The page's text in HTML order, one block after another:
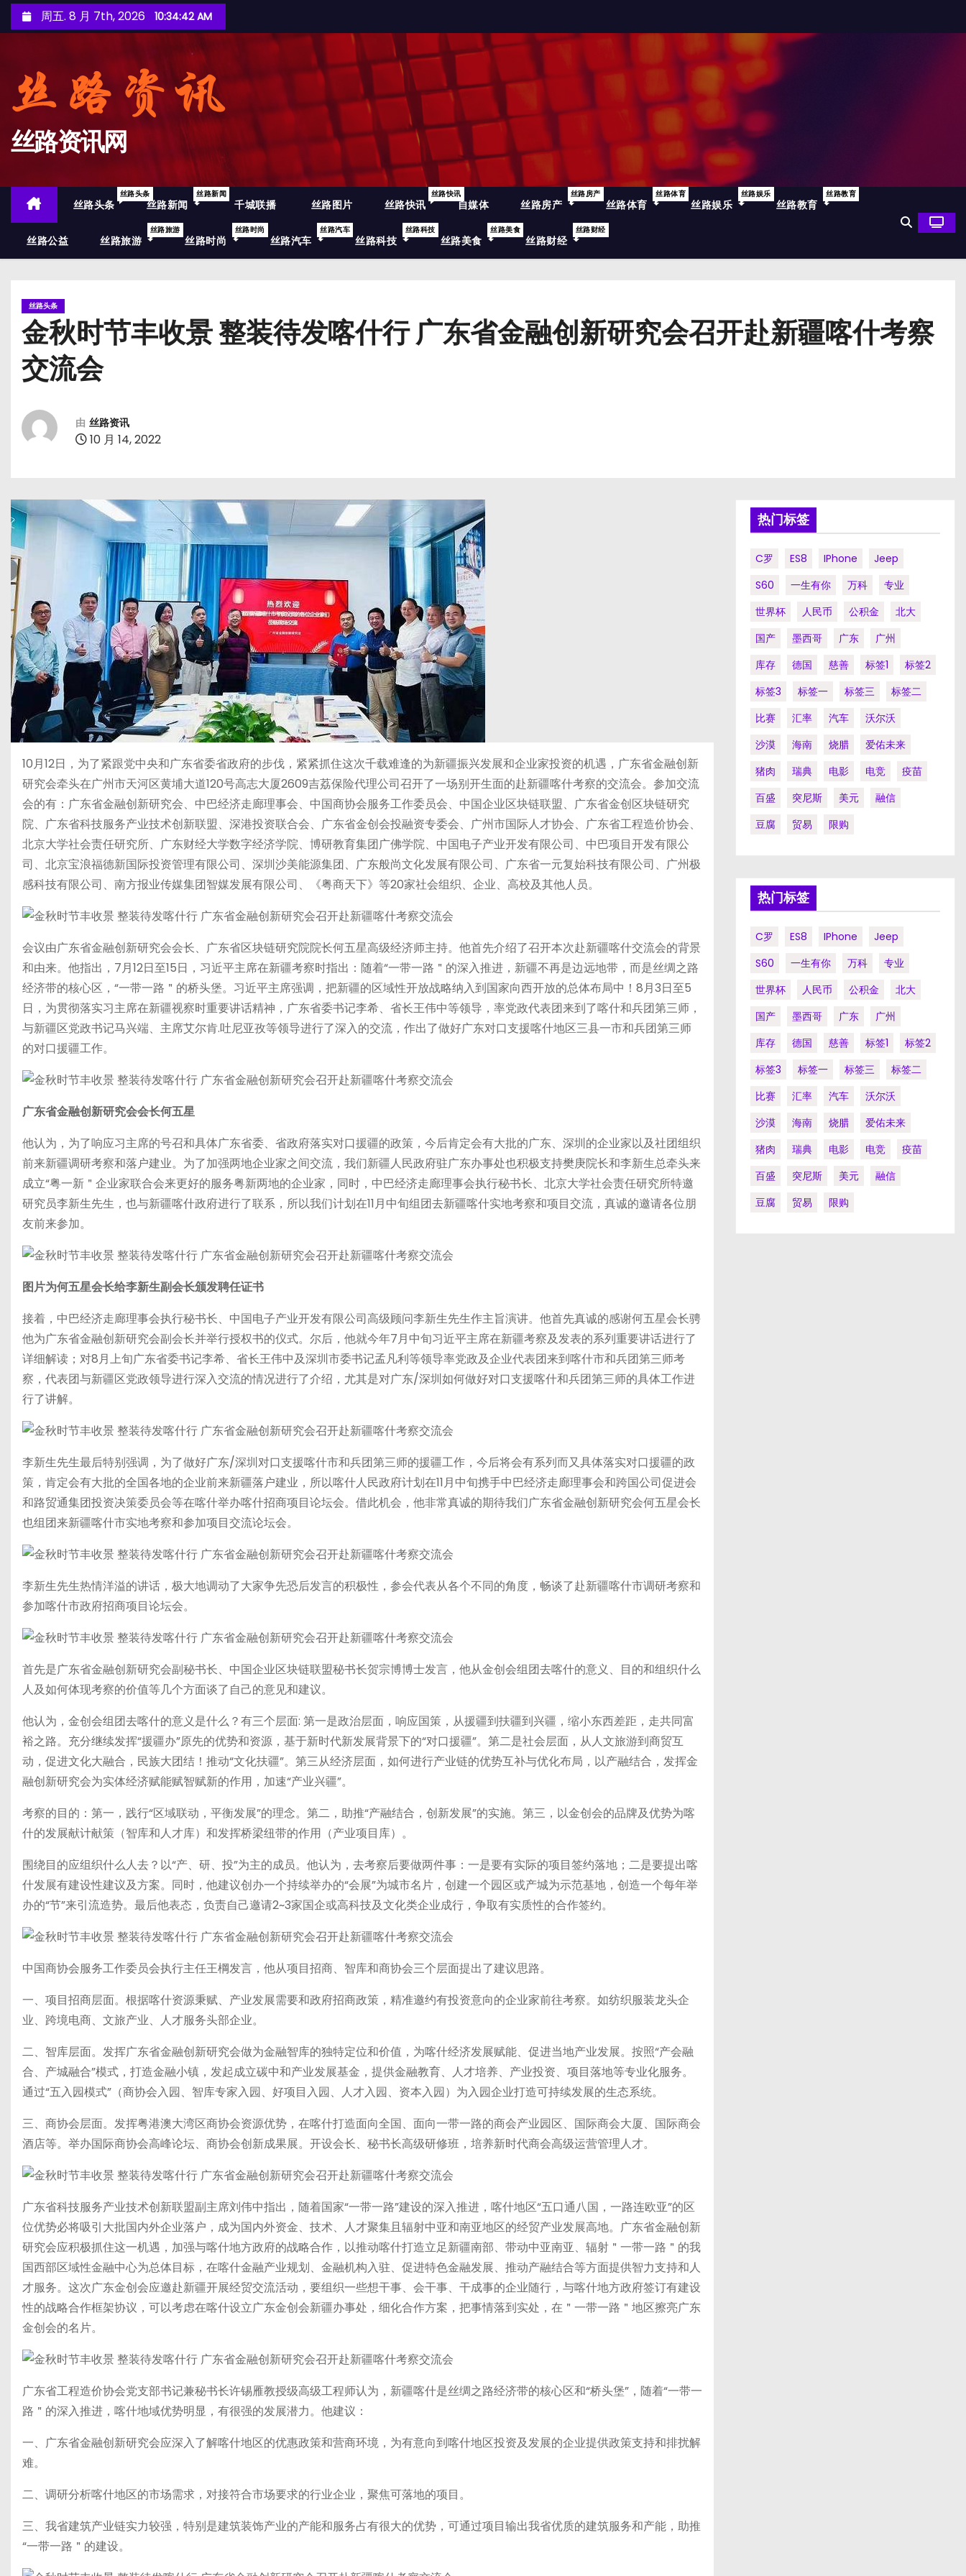
至
周五. 8 月 7th, 2026 10:34:44 AM
丝路资讯网
丝路头条
丝路头条
丝路新闻
丝路新闻
千城联播 丝路图片 丝路快讯
丝路快讯
自媒体 丝路房产
丝路房产
丝路体育
丝路体育
丝路娱乐
丝路娱乐
丝路教育
丝路教育
丝路公益 丝路旅游
丝路旅游
丝路时尚
丝路时尚
丝路汽车
丝路汽车
丝路科技
丝路科技
丝路美食
丝路美食
丝路财经
丝路财经
丝路头条
金秋时节丰收景 整装待发喀什行 广东省金融创新研究会召开赴新疆喀什考察
交流会
由 丝路资讯
10 月 14, 2022
10月12日，为了紧跟党中央和广东省委省政府的步伐，紧紧抓住这次千载难逢的为新疆振兴发展和企业家投资的机遇，广东省金融创新
研究会牵头在广州市天河区黄埔大道120号高志大厦2609吉荔保险代理公司召开了一场别开生面的赴新疆喀什考察的交流会。参加交流
会的有：广东省金融创新研究会、中巴经济走廊理事会、中国商协会服务工作委员会、中国企业区块链联盟、广东省金创区块链研究
院、广东省科技服务产业技术创新联盟、深港投资联合会、广东省金创会投融资专委会、广州市国际人才协会、广东省工程造价协会、
北京大学社会责任研究所、广东财经大学数字经济学院、博研教育集团广佛学院、中国电子产业开发有限公司、中巴项目开发有限公
司、北京宝浪福德新国际投资管理有限公司、深圳沙美能源集团、广东般尚文化发展有限公司、广东省一元复始科技有限公司、广州极
感科技有限公司、南方报业传媒集团智媒发展有限公司、《粤商天下》等20家社会组织、企业、高校及其他人员。
会议由广东省金融创新研究会会长、广东省区块链研究院院长何五星高级经济师主持。他首先介绍了召开本次赴新疆喀什交流会的背景
和由来。他指出，7月12日至15日，习近平主席在新疆考察时指出：随着“一带一路＂的深入推进，新疆不再是边远地带，而是丝绸之路
经济带的核心区，“一带一路＂的桥头堡。习近平主席强调，把新疆的区域性开放战略纳入到国家向西开放的总体布局中！8月3日至5
日，为贯彻落实习主席在新疆视察时重要讲话精神，广东省委书记李希、省长王伟中等领导，率党政代表团来到了喀什和兵团第三师，
与新疆区党政书记马兴端、主席艾尔肯.吐尼亚孜等领导进行了深入的交流，作出了做好广东对口支援喀什地区三县一市和兵团第三师
的对口援疆工作。
广东省金融创新研究会会长何五星
他认为，为了响应习主席的号召和具体广东省委、省政府落实对口援疆的政策，今后肯定会有大批的广东、深圳的企业家以及社团组织
前来新疆调研考察和落户建业。为了加强两地企业家之间交流，我们新疆人民政府驻广东办事处也积极支持樊庚院长和李新生总牵头来
成立“粤一新＂企业家联合会来更好的服务粤新两地的企业家，同时，中巴经济走廊理事会执行秘书长、北京大学社会责任研究所特邀
研究员李新生先生，也与新疆喀什政府进行了联系，所以我们计划在11月中旬组团去新疆喀什实地考察和项目交流，真诚的邀请各位朋
友前来参加。
图片为何五星会长给李新生副会长颁发聘任证书
接着，中巴经济走廊理事会执行秘书长、中国电子产业开发有限公司高级顾问李新生先生作主旨演讲。他首先真诚的感谢何五星会长骋
他为广东省金融创新研究会副会长并举行授权书的仪式。尔后，他就今年7月中旬习近平主席在新疆考察及发表的系列重要讲话进行了
详细解读；对8月上旬广东省委书记李希、省长王伟中及深圳市委书记孟凡利等领导率党政及企业代表团来到喀什市和兵团第三师考
察，代表团与新疆区党政领导进行深入交流的情况进行了介绍，尤其是对广东/深圳如何做好对口支援喀什和兵团第三师的具体工作进
行了讲解。
李新生先生最后特别强调，为了做好广东/深圳对口支援喀什市和兵团第三师的援疆工作，今后将会有系列而又具体落实对口援疆的政
策，肯定会有大批的全国各地的企业前来新疆落户建业，所以喀什人民政府计划在11月中旬携手中巴经济走廊理事会和跨国公司促进会
和路贸通集团投资决策委员会等在喀什举办喀什招商项目论坛会。借此机会，他非常真诚的期待我们广东省金融创新研究会何五星会长
也组团来新疆喀什市实地考察和参加项目交流论坛会。
李新生先生热情洋溢的讲话，极大地调动了大家争先恐后发言的积极性，参会代表从各个不同的角度，畅谈了赴新疆喀什市调研考察和
参加喀什市政府招商项目论坛会。
首先是广东省金融创新研究会副秘书长、中国企业区块链联盟秘书长贺宗博博士发言，他从金创会组团去喀什的意义、目的和组织什么
人及如何体现考察的价值等几个方面谈了自己的意见和建议。
他认为，金创会组团去喀什的意义是什么？有三个层面: 第一是政治层面，响应国策，从援疆到扶疆到兴疆，缩小东西差距，走共同富
裕之路。充分继续发挥“援疆办”原先的优势和资源，基于新时代新发展背景下的“对口援疆”。第二是社会层面，从人文旅游到商贸互
动，促进文化大融合，民族大团结！推动“文化扶疆”。第三从经济层面，如何进行产业链的优势互补与优化布局，以产融结合，发挥金
融创新研究会为实体经济赋能赋智赋新的作用，加速“产业兴疆”。
考察的目的：第一，践行“区域联动，平衡发展”的理念。第二，助推“产融结合，创新发展”的实施。第三，以金创会的品牌及优势为喀
什的发展献计献策（智库和人才库）和发挥桥梁纽带的作用（产业项目库）。
围绕目的应组织什么人去？以“产、研、投”为主的成员。他认为，去考察后要做两件事：一是要有实际的项目签约落地；二是要提出喀
什发展有建设性建议及方案。同时，他建议创办一个持续举办的“会展”为城市名片，创建一个园区或产城为示范基地，创造一个每年举
办的“节”来引流造势。最后他表态，负责自己邀请2~3家国企或高科技及文化类企业成行，争取有实质性的合作签约。
中国商协会服务工作委员会执行主任王棡发言，他从项目招商、智库和商协会三个层面提出了建议思路。
一、项目招商层面。根据喀什资源秉赋、产业发展需要和政府招商政策，精准邀约有投资意向的企业家前往考察。如纺织服装龙头企
业、跨境电商、文旅产业、人才服务头部企业。
二、智库层面。发挥广东省金融创新研究会做为金融智库的独特定位和价值，为喀什经济发展赋能、促进当地产业发展。按照“产会融
合、产城融合”模式，打造金融小镇，发起成立碳中和产业发展基金，提供金融教育、人才培养、产业投资、项目落地等专业化服务。
通过“五入园模式”（商协会入园、智库专家入园、好项目入园、人才入园、资本入园）为入园企业打造可持续发展的生态系统。
三、商协会层面。发挥粤港澳大湾区商协会资源优势，在喀什打造面向全国、面向一带一路的商会产业园区、国际商会大厦、国际商会
酒店等。举办国际商协会高峰论坛、商协会创新成果展。开设会长、秘书长高级研修班，培养新时代商会高级运营管理人才。
广东省科技服务产业技术创新联盟副主席刘伟中指出，随着国家“一带一路”建设的深入推进，喀什地区“五口通八国，一路连欧亚”的区
位优势必将吸引大批国内外企业落户，成为国内外资金、技术、人才聚集且辐射中亚和南亚地区的经贸产业发展高地。广东省金融创新
研究会应积极抓住这一机遇，加强与喀什地方政府的战略合作，以推动喀什打造立足新疆南部、带动中亚南亚、辐射＂一带一路＂的我
国西部区域性金融中心为总体目标，在喀什金融产业规划、金融机构入驻、促进特色金融发展、推动产融结合等方面提供智力支持和人
才服务。这次广东金创会应邀赴新疆开展经贸交流活动，要组织一些想干事、会干事、干成事的企业随行，与喀什地方政府签订有建设
性的战略合作框架协议，可以考虑在喀什设立广东金创会新疆办事处，细化合作方案，把事情落到实处，在＂一带一路＂地区擦亮广东
金创会的名片。
广东省工程造价协会党支部书记兼秘书长许锡雁教授级高级工程师认为，新疆喀什是丝绸之路经济带的核心区和“桥头堡”，随着“一带一
路＂的深入推进，喀什地域优势明显，有很强的发展潜力。他建议：
一、广东省金融创新研究会应深入了解喀什地区的优惠政策和营商环境，为有意向到喀什地区投资及发展的企业提供政策支持和排扰解
难。
二、调研分析喀什地区的市场需求，对接符合市场要求的行业企业，聚焦可落地的项目。
三、我省建筑产业链实力较强，特别是建筑装饰产业的产能和服务占有很大的优势，可通过项目输出我省优质的建筑服务和产能，助推
“一带一路＂的建设。
热门标签
C罗 ES8 IPhone
Jeep
S60
一生有你 万科
专业
世界杯
人民币 公积金
北大
国产
墨西哥 广东
广州
库存
德国 慈善 标签1
标签2
标签3
标签一 标签三
标签二
比赛
汇率 汽车
沃尔沃
沙漠
海南 烧腊
爱佑未来
猪肉
瑞典 电影 电竞
疫苗
百盛
突尼斯 美元
融信
豆腐
贸易 限购
热门标签
C罗 ES8 IPhone
Jeep
S60
一生有你 万科
专业
世界杯
人民币 公积金
北大
国产
墨西哥 广东
广州
库存
德国 慈善 标签1
标签2
标签3
标签一 标签三
标签二
比赛
汇率 汽车
沃尔沃
沙漠
海南 烧腊
爱佑未来
猪肉
瑞典 电影 电竞
疫苗
百盛
突尼斯 美元
融信
豆腐
贸易 限购